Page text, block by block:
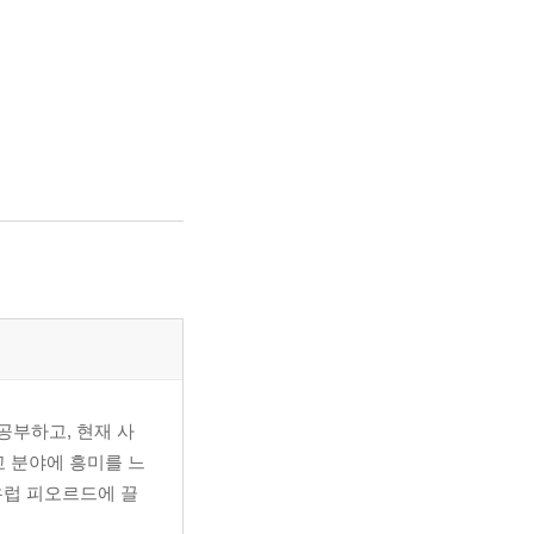
부하고, 현재 사
분야에 흥미를 느
피오르드에 끌